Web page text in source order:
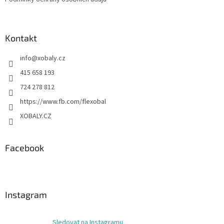
Kontakt
info@xobaly.cz
415 658 193
724 278 812
https://www.fb.com/flexobal
XOBALY.CZ
Facebook
Instagram